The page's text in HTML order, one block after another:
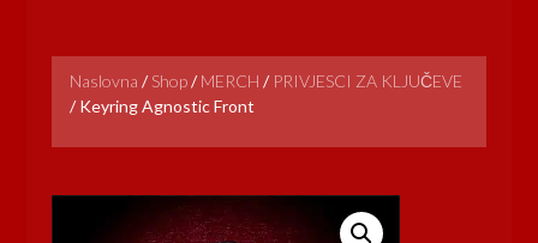
Naslovna / Shop/ MERCH / PRIVJESCI ZA KLJUČEVE
/ Keyring Agnostic Front